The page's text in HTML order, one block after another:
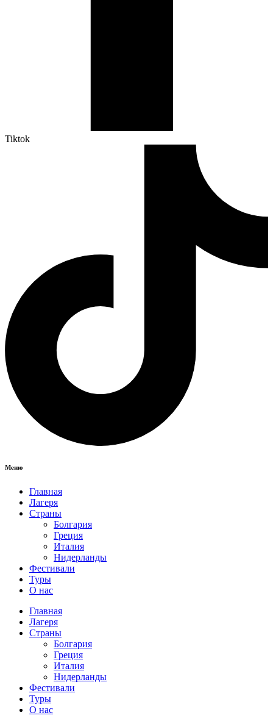
Tiktok
Меню
Главная
Лагеря
Страны
Болгария
Греция
Италия
Нидерланды
Фестивали
Туры
О нас
Главная
Лагеря
Страны
Болгария
Греция
Италия
Нидерланды
Фестивали
Туры
О нас